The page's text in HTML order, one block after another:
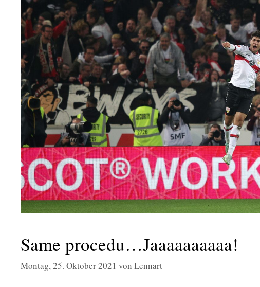
Same procedu…Jaaaaaaaaaa!
Montag, 25. Oktober 2021 von Lennart